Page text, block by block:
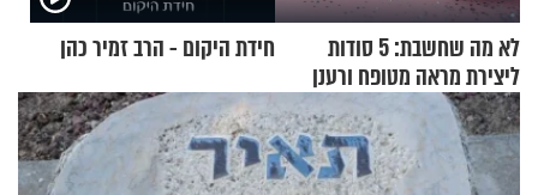
לא מה שחשבת: 5 סודות
ליצירת מראה מטופח ורענן
חידת היקום - הרב זמיר כהן